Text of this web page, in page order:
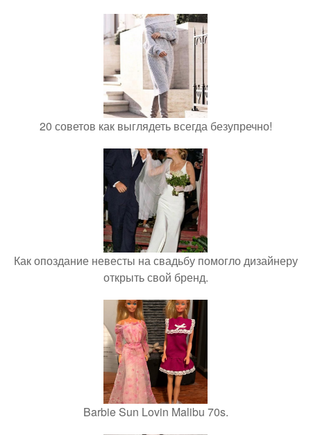
20 советов как выглядеть всегда безупречно!
Как опоздание невесты на свадьбу помогло дизайнеру
открыть свой бренд.
Barbie Sun Lovin Malibu 70s.